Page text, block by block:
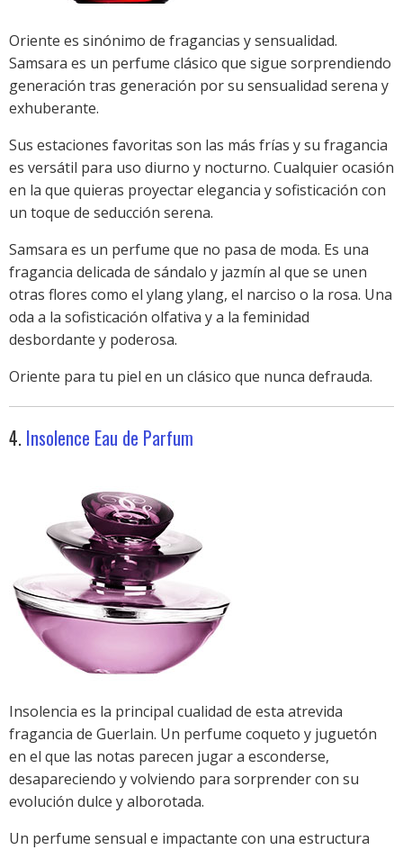
Oriente es sinónimo de fragancias y sensualidad.
Samsara es un perfume clásico que sigue sorprendiendo
generación tras generación por su sensualidad serena y
exhuberante.
Sus estaciones favoritas son las más frías y su fragancia
es versátil para uso diurno y nocturno. Cualquier ocasión
en la que quieras proyectar elegancia y sofisticación con
un toque de seducción serena.
Samsara es un perfume que no pasa de moda. Es una
fragancia delicada de sándalo y jazmín al que se unen
otras flores como el ylang ylang, el narciso o la rosa. Una
oda a la sofisticación olfativa y a la feminidad
desbordante y poderosa.
Oriente para tu piel en un clásico que nunca defrauda.
4. Insolence Eau de Parfum
Insolencia es la principal cualidad de esta atrevida
fragancia de Guerlain. Un perfume coqueto y juguetón
en el que las notas parecen jugar a esconderse,
desapareciendo y volviendo para sorprender con su
evolución dulce y alborotada.
Un perfume sensual e impactante con una estructura